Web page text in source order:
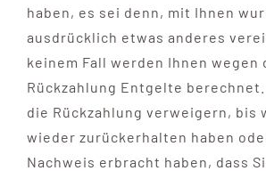
haben, es sei denn, mit Ihnen
ausdrücklich etwas anderes
keinem Fall werden Ihnen wegen
Rückzahlung Entgelte
die Rückzahlung verweigern, bis
wieder zurückerhalten haben
Nachweis erbracht haben, dass